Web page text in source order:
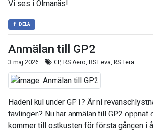
Vi ses i Ölmanäs!
DELA
Anmälan till GP2
3 maj 2026 GP, RS Aero, RS Feva, RS Tera
Hadeni kul under GP1? Är ni
tävlingen? Nu har anmälan till GP2 öppnat
kommer till ostkusten för första gången i